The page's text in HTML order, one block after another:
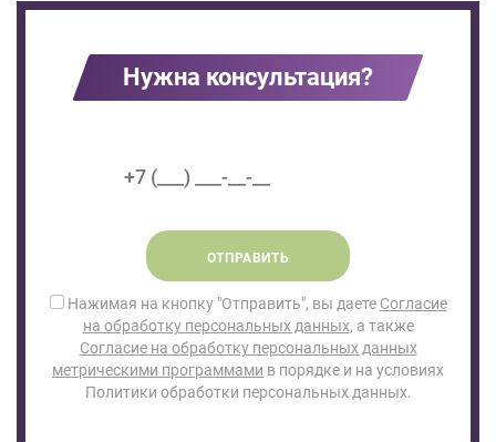
Нужна консультация?
ОТПРАВИТЬ
Нажимая на кнопку "Отправить", вы даете Согласие
на обработку персональных данных, а также
Согласие на обработку персональных данных
метрическими программами в порядке и на условиях
Политики обработки персональных данных.